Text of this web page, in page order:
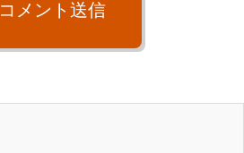
コメント送信